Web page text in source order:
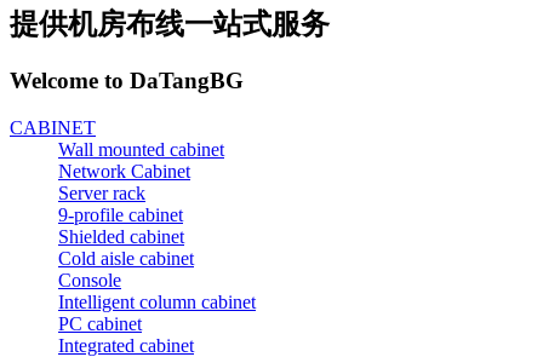
提供机房布线一站式服务
Welcome to DaTangBG
CABINET
Wall mounted cabinet
Network Cabinet
Server rack
9-profile cabinet
Shielded cabinet
Cold aisle cabinet
Console
Intelligent column cabinet
PC cabinet
Integrated cabinet